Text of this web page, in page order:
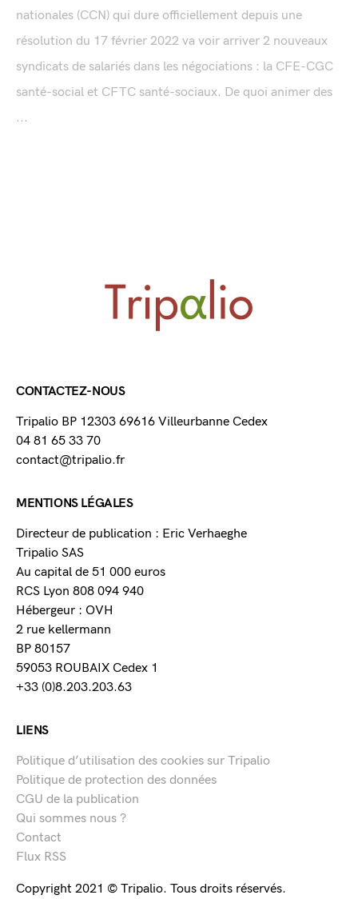
nationales (CCN) qui dure officiellement depuis une
résolution du 17 février 2022 va voir arriver 2 nouveaux
syndicats de salariés dans les négociations : la CFE-CGC
santé-social et CFTC santé-sociaux. De quoi animer des
...
CONTACTEZ-NOUS
Tripalio BP 12303 69616 Villeurbanne Cedex
04 81 65 33 70
contact@tripalio.fr
MENTIONS LÉGALES
Directeur de publication : Eric Verhaeghe
Tripalio SAS
Au capital de 51 000 euros
RCS Lyon 808 094 940
Hébergeur : OVH
2 rue kellermann
BP 80157
59053 ROUBAIX Cedex 1
+33 (0)8.203.203.63
LIENS
Politique d’utilisation des cookies sur Tripalio
Politique de protection des données
CGU de la publication
Qui sommes nous ?
Contact
Flux RSS
Copyright 2021 © Tripalio. Tous droits réservés.